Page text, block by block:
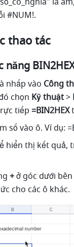
#NUM!.
thao tác
năng
nhấp vào Công
chọn Kỹ thuật >
tiếp =BIN2HEX
số vào ô. Ví dụ:
+ ở góc dưới
cho các ô khác.